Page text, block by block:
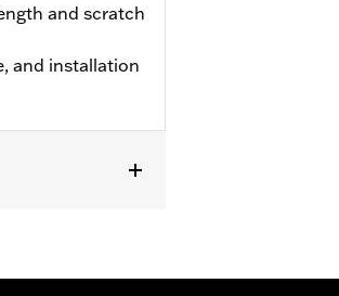
and scratch
and installation